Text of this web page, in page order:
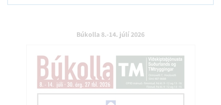
Búkolla 8.-14. júlí 2026